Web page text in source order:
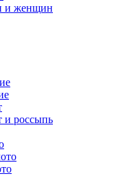
и женщин
и россыпь